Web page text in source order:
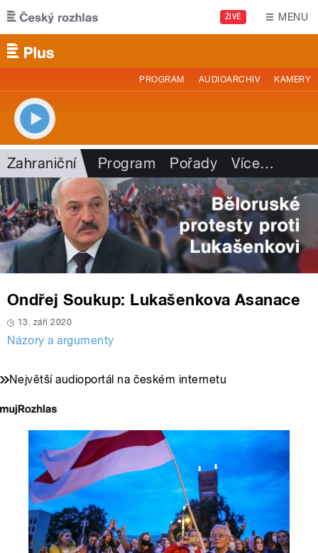
Přejít k hlavnímu obsahu
ŽIVĚ MENU
PROGRAM AUDIOARCHIV KAMERY
Zahraniční Program Pořady Více…
Ondřej Soukup: Lukašenkova Asanace
13. září 2020
Názory a argumenty
Největší audioportál na českém internetu